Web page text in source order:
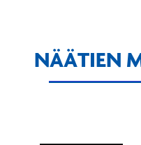
NÄÄTIEN